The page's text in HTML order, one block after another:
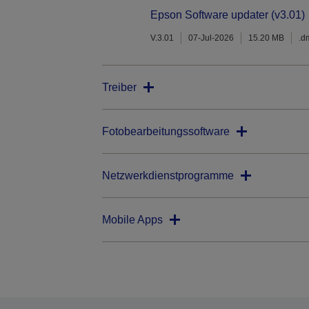
Epson Software updater (v3.01)
V.3.01 07-Jul-2026 15.20 MB
Treiber
Fotobearbeitungssoftware
Netzwerkdienstprogramme
Mobile Apps